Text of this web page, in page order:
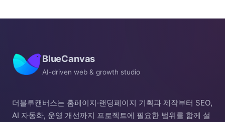
BlueCanvas
AI-driven web & growth studio
더블루캔버스는 홈페이지·랜딩페이지 기획과 제작부터 SEO,
AI 자동화, 운영 개선까지 프로젝트에 필요한 범위를 함께 설